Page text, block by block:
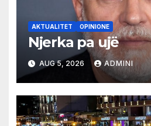
AKTUALITET OPINIONE
Njerka pa ujë
AUG 5, 2026 ADMINI